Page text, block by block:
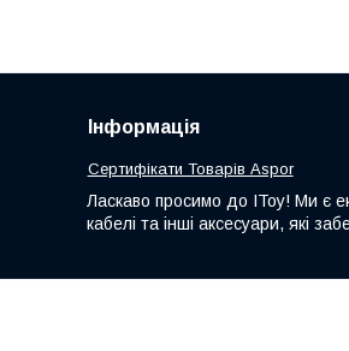
Інформація
Сертифікати Товарів Aspor
Ласкаво просимо до IToy! Ми є
кабелі та інші аксесуари, які